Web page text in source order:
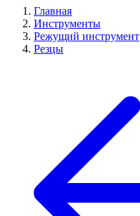
Главная
Инструменты
Режущий инструмент
Резцы